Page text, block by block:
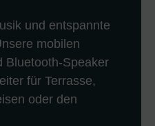
und entspannte
mobilen
Bluetooth-Speaker
für Terrasse,
oder den